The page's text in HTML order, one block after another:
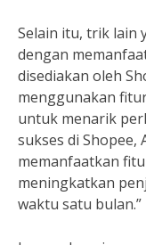
Selain itu, trik lain
dengan
disediakan oleh
menggunakan
untuk menarik
sukses di Shopee,
memanfaatkan
meningkatkan
waktu satu bulan.”